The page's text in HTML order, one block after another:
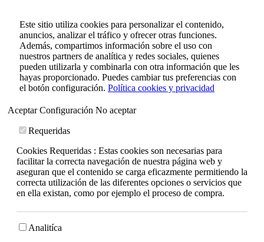
Este sitio utiliza cookies para personalizar el contenido,
anuncios, analizar el tráfico y ofrecer otras funciones.
Además, compartimos información sobre el uso con
nuestros partners de analítica y redes sociales, quienes
pueden utilizarla y combinarla con otra información que les
hayas proporcionado. Puedes cambiar tus preferencias con
el botón configuración. Política cookies y privacidad
AceptarConfiguración No aceptar
Requeridas
Cookies Requeridas : Estas cookies son necesarias para
facilitar la correcta navegación de nuestra página web y
aseguran que el contenido se carga eficazmente permitiendo la
correcta utilización de las diferentes opciones o servicios que
en ella existan, como por ejemplo el proceso de compra.
Analitíca